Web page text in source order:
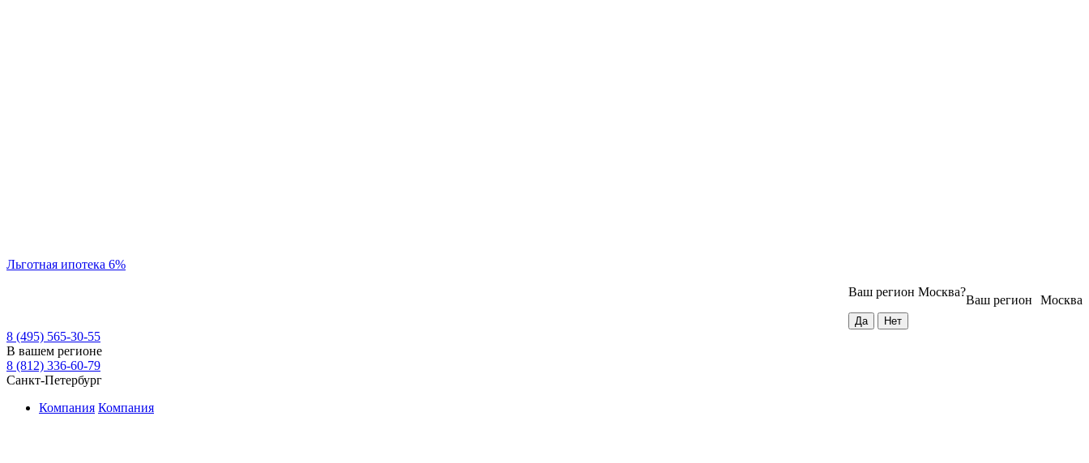
Льготная ипотека 6%
Москва
Ваш регион
Ваш регион Москва?
8 (495) 565-30-55
В вашем регионе
8 (812) 336-60-79
Санкт-Петербург
Компания Компания